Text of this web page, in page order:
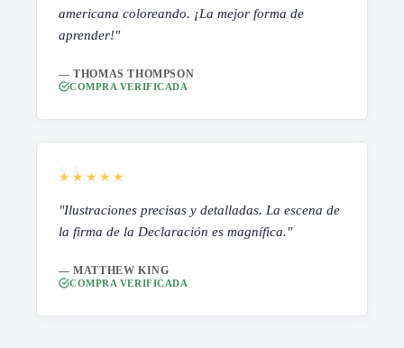
americana coloreando. ¡La mejor forma de
aprender!"
— THOMAS THOMPSON
COMPRA VERIFICADA
★★★★★
"Ilustraciones precisas y detalladas. La escena de
la firma de la Declaración es magnífica."
— MATTHEW KING
COMPRA VERIFICADA